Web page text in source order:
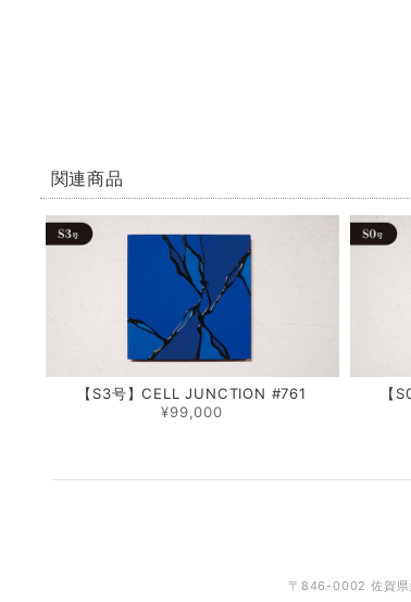
関連商品
【S3号】CELL JUNCTION #761
¥99,000
【
〒846-0002 佐賀県